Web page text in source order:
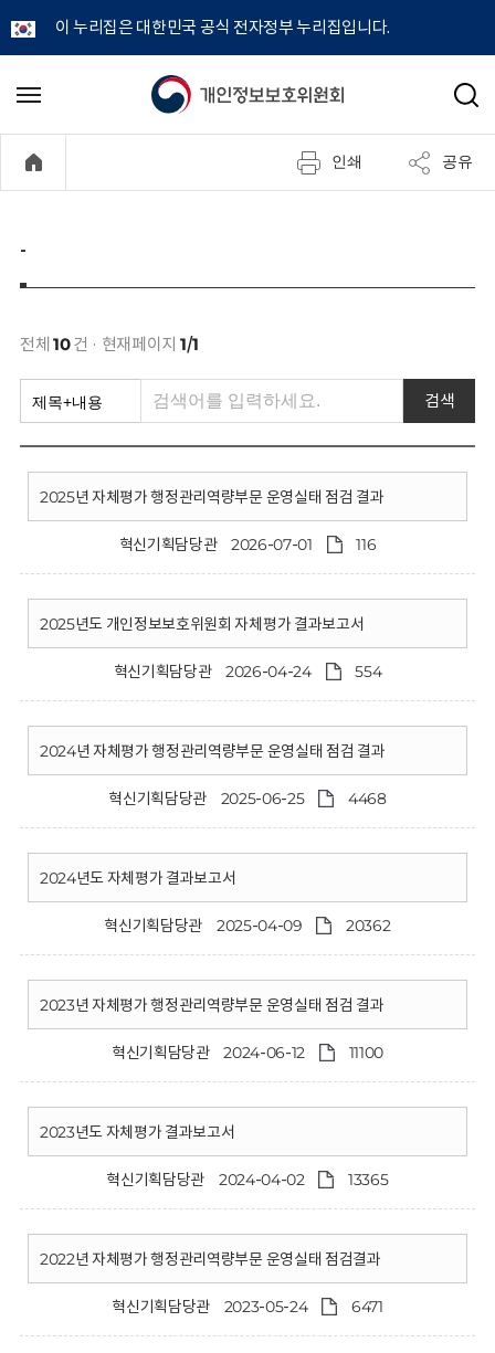
이 누리집은 대한민국 공식 전자정부 누리집입니다.
개
정
보
호
위
원
회
메
기
검
인쇄 공유
-
전체 10건 · 현재페이지 1/1
검색
2025년 자체평가 행정관리역량부문 운영실태 점검 결과
혁신기획담당관 2026-07-01 116
2025년도 개인정보보호위원회 자체평가 결과보고서
혁신기획담당관 2026-04-24 554
2024년 자체평가 행정관리역량부문 운영실태 점검 결과
혁신기획담당관 2025-06-25 4468
2024년도 자체평가 결과보고서
혁신기획담당관 2025-04-09 20362
2023년 자체평가 행정관리역량부문 운영실태 점검 결과
혁신기획담당관 2024-06-12 11100
2023년도 자체평가 결과보고서
혁신기획담당관 2024-04-02 13365
2022년 자체평가 행정관리역량부문 운영실태 점검결과
혁신기획담당관 2023-05-24 6471